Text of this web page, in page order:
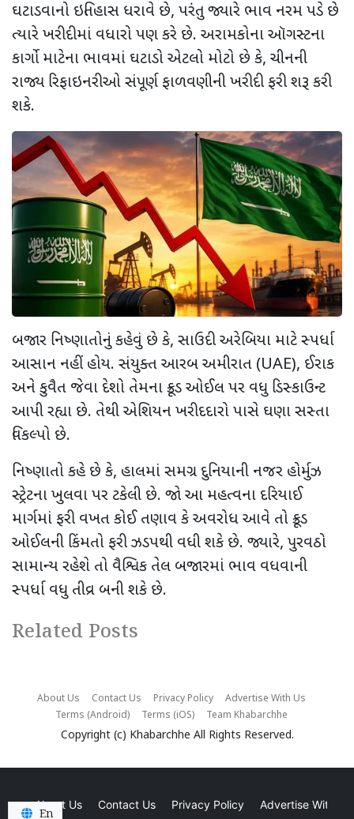
ઘટાડવાનો ઇતિહાસ ધરાવે છે, પરંતુ જ્યારે ભાવ નરમ પડે છે
ત્યારે ખરીદીમાં વધારો પણ કરે છે. અરામકોના ઑગસ્ટના
કાર્ગો માટેના ભાવમાં ઘટાડો એટલો મોટો છે કે, ચીનની
રાજ્ય રિફાઇનરીઓ સંપૂર્ણ ફાળવણીની ખરીદી ફરી શરૂ કરી
શકે.
બજાર નિષ્ણાતોનું કહેવું છે કે, સાઉદી અરેબિયા માટે સ્પર્ધા
આસાન નહીં હોય. સંયુક્ત આરબ અમીરાત (UAE), ઈરાક
અને કુવૈત જેવા દેશો તેમના ક્રૂડ ઓઈલ પર વધુ ડિસ્કાઉન્ટ
આપી રહ્યા છે. તેથી એશિયન ખરીદદારો પાસે ઘણા સસ્તા
વિકલ્પો છે.
નિષ્ણાતો કહે છે કે, હાલમાં સમગ્ર દુનિયાની નજર હોર્મુઝ
સ્ટ્રેટના ખુલવા પર ટકેલી છે. જો આ મહત્વના દરિયાઈ
માર્ગમાં ફરી વખત કોઈ તણાવ કે અવરોધ આવે તો ક્રૂડ
ઓઈલની કિંમતો ફરી ઝડપથી વધી શકે છે. જ્યારે, પુરવઠો
સામાન્ય રહેશે તો વૈશ્વિક તેલ બજારમાં ભાવ વધવાની
સ્પર્ધા વધુ તીવ્ર બની શકે છે.
Related Posts
About Us Contact Us Privacy Policy
Advertise With Us
Terms (Android)
Terms (iOS) Team Khabarchhe
Copyright (c) Khabarchhe All Rights Reserved.
About Us Contact Us Privacy Policy Advertise With Us
En